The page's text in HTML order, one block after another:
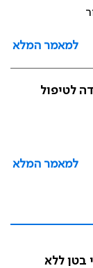
למאמר המלא
לטיפול
למאמר המלא
בטן ללא